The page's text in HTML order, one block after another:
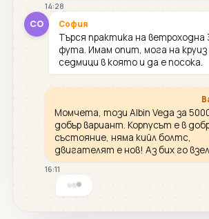
14:28
СО София
Търся практика на ветроходна
фута. Имам опит, мога на круиз
седмици в която и да е посока.
Момчета, този Albin Vega за
добър вариант. Корпусът е в
състояние, няма кийл болтс,
двигателят е нов! Аз бих го
16:11